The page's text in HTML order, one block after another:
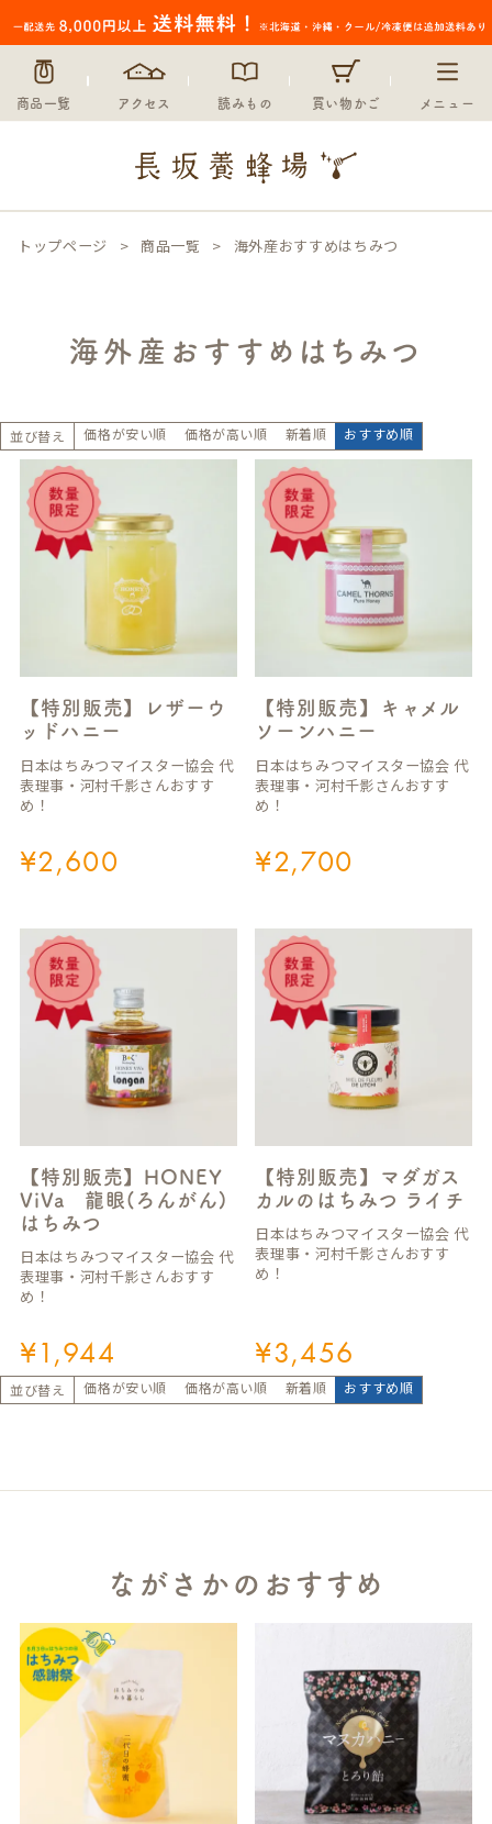
商品一覧 アクセス 読みもの 買い物かご メニュー
トップページ 商品一覧 海外産おすすめはちみつ
海外産おすすめはちみつ
並び替え 価格が安い順 価格が高い順 新着順 おすすめ順
【特別販売】レザーウ
ッドハニー
日本はちみつマイスター協会 代
表理事・河村千影さんおすす
め！
¥2,600
【特別販売】キャメル
ソーンハニー
日本はちみつマイスター協会 代
表理事・河村千影さんおすす
め！
¥2,700
【特別販売】HONEY
ViVa 龍眼(ろんがん)
はちみつ
日本はちみつマイスター協会 代
表理事・河村千影さんおすす
め！
¥1,944
【特別販売】マダガス
カルのはちみつ ライチ
日本はちみつマイスター協会 代
表理事・河村千影さんおすす
め！
¥3,456
並び替え 価格が安い順 価格が高い順 新着順 おすすめ順
ながさかのおすすめ